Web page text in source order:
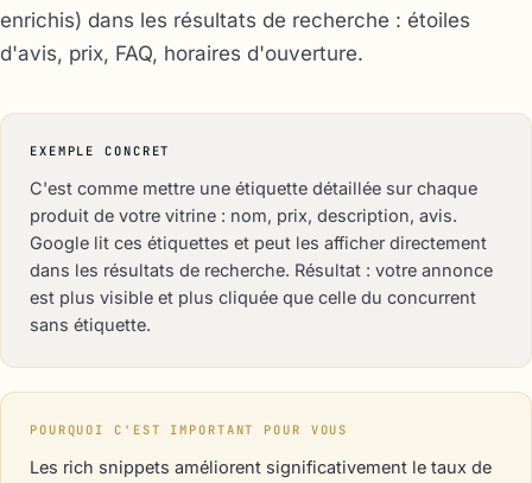
enrichis) dans les résultats de recherche : étoiles
d'avis, prix, FAQ, horaires d'ouverture.
EXEMPLE CONCRET
C'est comme mettre une étiquette détaillée sur chaque
produit de votre vitrine : nom, prix, description, avis.
Google lit ces étiquettes et peut les afficher directement
dans les résultats de recherche. Résultat : votre annonce
est plus visible et plus cliquée que celle du concurrent
sans étiquette.
POURQUOI C'EST IMPORTANT POUR VOUS
Les rich snippets améliorent significativement le taux de